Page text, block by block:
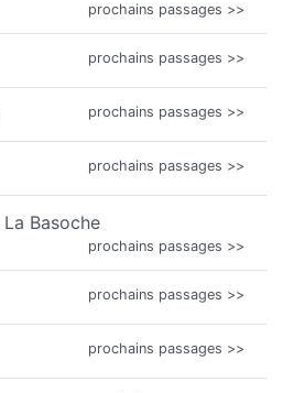
prochains passages >>
prochains passages >>
prochains passages >>
prochains passages >>
Basoche
prochains passages >>
prochains passages >>
prochains passages >>